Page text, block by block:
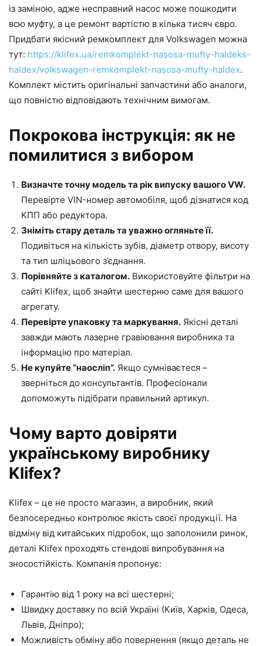
із заміною, адже несправний насос може пошкодити
всю муфту, а це ремонт вартістю в кілька тисяч євро.
Придбати якісний ремкомплект для Volkswagen можна
тут: https://klifex.ua/remkomplekt-nasosa-mufty-haldeks-
haldex/volkswagen-remkomplekt-nasosa-mufty-haldex.
Комплект містить оригінальні запчастини або аналоги,
що повністю відповідають технічним вимогам.
Покрокова інструкція: як не
помилитися з вибором
Визначте точну модель та рік випуску вашого VW.
Перевірте VIN-номер автомобіля, щоб дізнатися код
KПП або редуктора.
Зніміть стару деталь та уважно огляньте її.
Подивіться на кількість зубів, діаметр отвору, висоту
та тип шліцьового з’єднання.
Порівняйте з каталогом. Використовуйте фільтри на
сайті Klifex, щоб знайти шестерню саме для вашого
агрегату.
Перевірте упаковку та маркування. Якісні деталі
завжди мають лазерне гравіювання виробника та
інформацію про матеріал.
Не купуйте “наосліп”. Якщо сумніваєтеся –
зверніться до консультантів. Професіонали
допоможуть підібрати правильний артикул.
Чому варто довіряти
українському виробнику
Klifex?
Klifex – це не просто магазин, а виробник, який
безпосередньо контролює якість своєї продукції. На
відміну від китайських підробок, що заполонили ринок,
деталі Klifex проходять стендові випробування на
зносостійкість. Компанія пропонує:
Гарантію від 1 року на всі шестерні;
Швидку доставку по всій Україні (Київ, Харків, Одеса,
Львів, Дніпро);
Можливість обміну або повернення (якщо деталь не